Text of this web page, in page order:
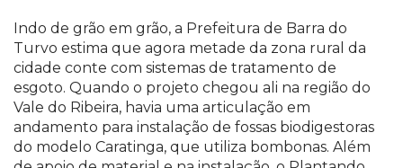
Indo de grão em grão, a Prefeitura de Barra do
Turvo estima que agora metade da zona rural da
cidade conte com sistemas de tratamento de
esgoto. Quando o projeto chegou ali na região do
Vale do Ribeira, havia uma articulação em
andamento para instalação de fossas biodigestoras
do modelo Caratinga, que utiliza bombonas. Além